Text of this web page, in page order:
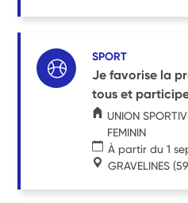
SPORT
Je favorise la
tous et
UNION
FEMININ
À partir du 1
GRAVELINES